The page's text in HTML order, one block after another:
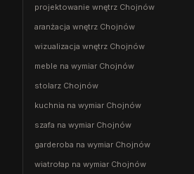
projektowanie wnętrz Chojnów
aranżacja wnętrz Chojnów
wizualizacja wnętrz Chojnów
meble na wymiar Chojnów
stolarz Chojnów
kuchnia na wymiar Chojnów
szafa na wymiar Chojnów
garderoba na wymiar Chojnów
wiatrołap na wymiar Chojnów